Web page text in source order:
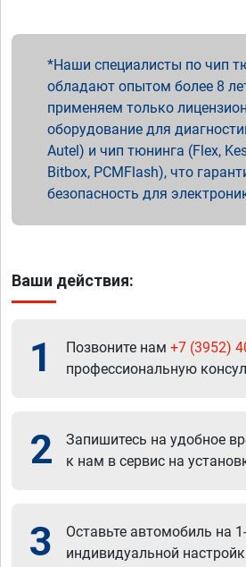
Наши специалисты по чип
обладают опытом более 8
применяем только
оборудование для
Autel) и чип тюнинга (Flex,
Bitbox, PCMFlash), что
безопасность для
Ваши действия:
1 Позвоните нам +7 (3952)
профессиональную
2
Запишитесь на удобное
к нам в сервис на
3
Оставьте автомобиль на
индивидуальной